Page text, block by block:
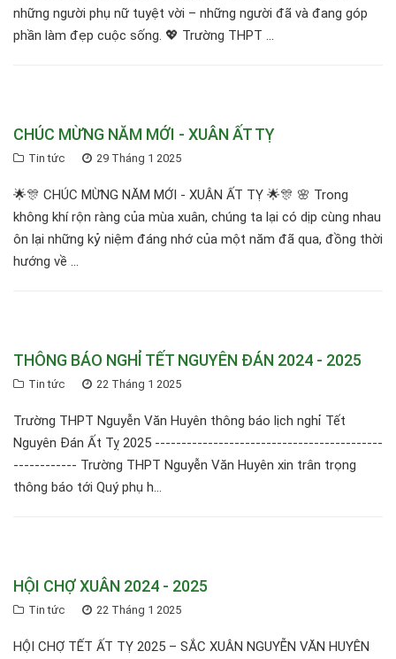
những người phụ nữ tuyệt vời – những người đã và đang góp
phần làm đẹp cuộc sống. 💖 Trường THPT ...
CHÚC MỪNG NĂM MỚI - XUÂN ẤT TỴ
Tin tức 29 Tháng 1 2025
🌟🎊 CHÚC MỪNG NĂM MỚI - XUÂN ẤT TỴ 🌟🎊 🌸 Trong
không khí rộn ràng của mùa xuân, chúng ta lại có dịp cùng nhau
ôn lại những kỷ niệm đáng nhớ của một năm đã qua, đồng thời
hướng về ...
THÔNG BÁO NGHỈ TẾT NGUYÊN ĐÁN 2024 - 2025
Tin tức 22 Tháng 1 2025
Trường THPT Nguyễn Văn Huyên thông báo lịch nghỉ Tết
Nguyên Đán Ất Tỵ 2025 -------------------------------------------
------------ Trường THPT Nguyễn Văn Huyên xin trân trọng
thông báo tới Quý phụ h...
HỘI CHỢ XUÂN 2024 - 2025
Tin tức 22 Tháng 1 2025
HỘI CHỢ TẾT ẤT TỴ 2025 – SẮC XUÂN NGUYỄN VĂN HUYÊN